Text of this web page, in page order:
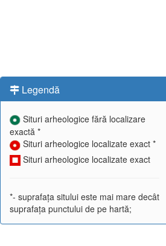
Legendă
Situri arheologice fără localizare
exactă *
Situri arheologice localizate exact *
Situri arheologice localizate exact
*- suprafața sitului este mai mare decât
suprafața punctului de pe hartă;